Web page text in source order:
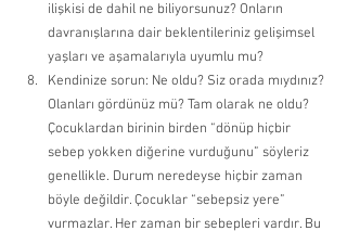
ilişkisi de dahil ne biliyorsunuz? Onların
davranışlarına dair beklentileriniz gelişimsel
yaşları ve aşamalarıyla uyumlu mu?
Kendinize sorun: Ne oldu? Siz orada mıydınız?
Olanları gördünüz mü? Tam olarak ne oldu?
Çocuklardan birinin birden “dönüp hiçbir
sebep yokken diğerine vurduğunu” söyleriz
genellikle. Durum neredeyse hiçbir zaman
böyle değildir. Çocuklar “sebepsiz yere”
vurmazlar. Her zaman bir sebepleri vardır. Bu